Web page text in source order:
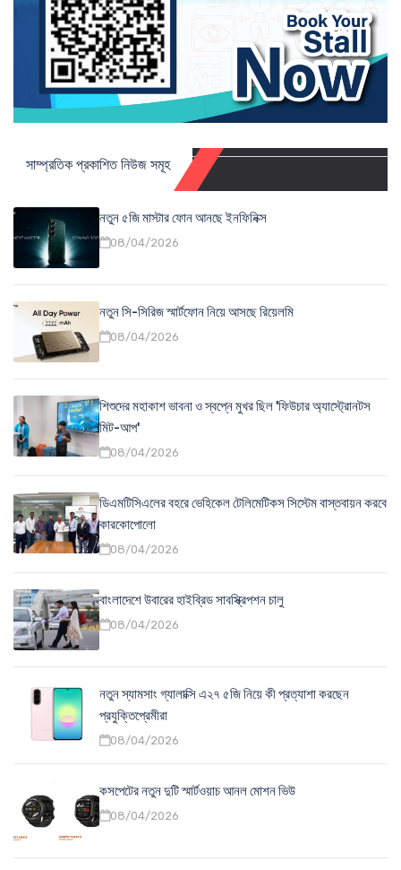
সাম্প্রতিক প্রকাশিত নিউজ সমূহ
নতুন ৫জি মাস্টার ফোন আনছে ইনফিনিক্স
08/04/2026
নতুন সি-সিরিজ স্মার্টফোন নিয়ে আসছে রিয়েলমি
08/04/2026
শিশুদের মহাকাশ ভাবনা ও স্বপ্নে মুখর ছিল 'ফিউচার অ্যাস্ট্রোনটস
মিট-আপ'
08/04/2026
ডিএমটিসিএলের বহরে ভেহিকেল টেলিমেটিকস সিস্টেম বাস্তবায়ন করবে
কারকোপোলো
08/04/2026
বাংলাদেশে উবারের হাইব্রিড সাবস্ক্রিপশন চালু
08/04/2026
নতুন স্যামসাং গ্যালাক্সি এ২৭ ৫জি নিয়ে কী প্রত্যাশা করছেন
প্রযুক্তিপ্রেমীরা
08/04/2026
কসপেটের নতুন দুটি স্মার্টওয়াচ আনল মোশন ভিউ
08/04/2026